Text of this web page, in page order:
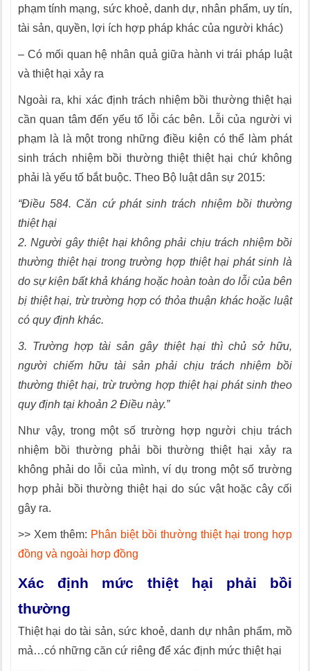
phạm tính mạng, sức khoẻ, danh dự, nhân phẩm, uy tín,
tài sản, quyền, lợi ích hợp pháp khác của người khác)
– Có mối quan hệ nhân quả giữa hành vi trái pháp luật
và thiệt hại xảy ra
Ngoài ra, khi xác định trách nhiệm bồi thường thiệt hại
cần quan tâm đến yếu tố lỗi các bên. Lỗi của người vi
phạm là là một trong những điều kiện có thể làm phát
sinh trách nhiệm bồi thường thiệt thiệt hại chứ không
phải là yếu tố bắt buộc. Theo Bộ luật dân sự 2015:
“Điều 584. Căn cứ phát sinh trách nhiệm bồi thường
thiệt hại
2. Người gây thiệt hại không phải chịu trách nhiệm bồi
thường thiệt hại trong trường hợp thiệt hại phát sinh là
do sự kiện bất khả kháng hoặc hoàn toàn do lỗi của bên
bị thiệt hại, trừ trường hợp có thỏa thuận khác hoặc luật
có quy định khác.
3. Trường hợp tài sản gây thiệt hại thì chủ sở hữu,
người chiếm hữu tài sản phải chịu trách nhiệm bồi
thường thiệt hại, trừ trường hợp thiệt hại phát sinh theo
quy định tại khoản 2 Điều này.”
Như vậy, trong một số trường hợp người chịu trách
nhiệm bồi thường phải bồi thường thiệt hại xảy ra
không phải do lỗi của mình, ví dụ trong một số trường
hợp phải bồi thường thiệt hại do súc vật hoặc cây cối
gây ra.
>> Xem thêm: Phân biệt bồi thường thiệt hại trong hợp
đồng và ngoài hơp đồng
Xác định mức thiệt hại phải bồi
thường
Thiệt hại do tài sản, sức khoẻ, danh dự nhân phẩm, mồ
mả…có những căn cứ riêng để xác định mức thiệt hại